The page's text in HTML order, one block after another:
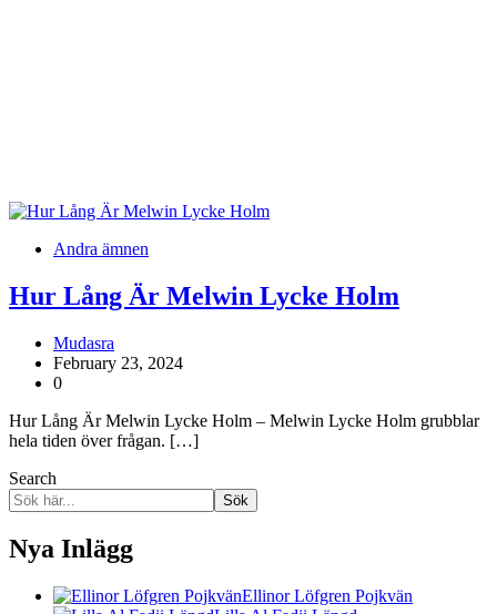
Andra ämnen
Hur Lång Är Melwin Lycke Holm
Mudasra
February 23, 2024
0
Hur Lång Är Melwin Lycke Holm – Melwin Lycke Holm grubblar
hela tiden över frågan. […]
Search
Sök
Nya Inlägg
Ellinor Löfgren Pojkvän